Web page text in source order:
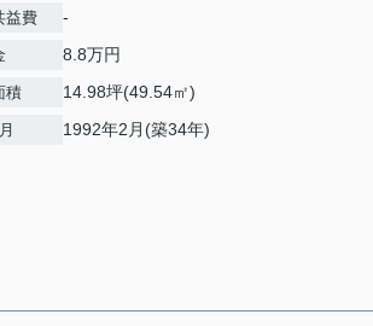
益費 -
8.8万円
積 14.98坪(49.54㎡)
1992年2月(築34年)